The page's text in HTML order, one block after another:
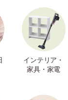
インテリア・
家具・家電